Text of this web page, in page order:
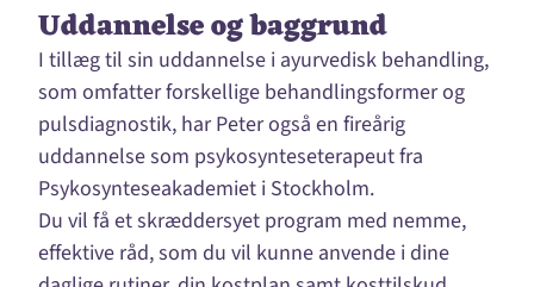
Uddannelse og baggrund
I tillæg til sin uddannelse i ayurvedisk behandling,
som omfatter forskellige behandlingsformer og
pulsdiagnostik, har Peter også en fireårig
uddannelse som psykosynteseterapeut fra
Psykosynteseakademiet i Stockholm.
Du vil få et skræddersyet program med nemme,
effektive råd, som du vil kunne anvende i dine